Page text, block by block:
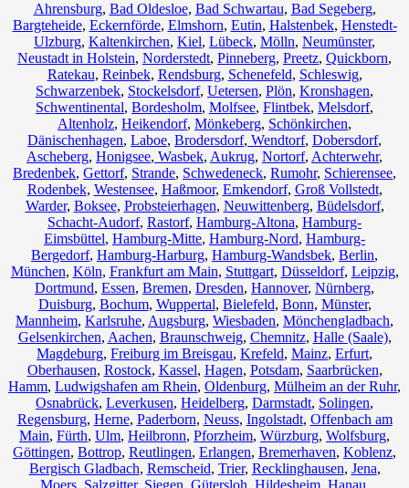
Ahrensburg, Bad Oldesloe, Bad Schwartau, Bad Segeberg,
Bargteheide, Eckernförde, Elmshorn, Eutin, Halstenbek, Henstedt-
Ulzburg, Kaltenkirchen, Kiel, Lübeck, Mölln, Neumünster,
Neustadt in Holstein, Norderstedt, Pinneberg, Preetz, Quickborn,
Ratekau, Reinbek, Rendsburg, Schenefeld, Schleswig,
Schwarzenbek, Stockelsdorf, Uetersen, Plön, Kronshagen,
Schwentinental, Bordesholm, Molfsee, Flintbek, Melsdorf,
Altenholz, Heikendorf, Mönkeberg, Schönkirchen,
Dänischenhagen, Laboe, Brodersdorf, Wendtorf, Dobersdorf,
Ascheberg, Honigsee, Wasbek, Aukrug, Nortorf, Achterwehr,
Bredenbek, Gettorf, Strande, Schwedeneck, Rumohr, Schierensee,
Rodenbek, Westensee, Haßmoor, Emkendorf, Groß Vollstedt,
Warder, Boksee, Probsteierhagen, Neuwittenberg, Büdelsdorf,
Schacht-Audorf, Rastorf, Hamburg-Altona, Hamburg-
Eimsbüttel, Hamburg-Mitte, Hamburg-Nord, Hamburg-
Bergedorf, Hamburg-Harburg, Hamburg-Wandsbek, Berlin,
München, Köln, Frankfurt am Main, Stuttgart, Düsseldorf, Leipzig,
Dortmund, Essen, Bremen, Dresden, Hannover, Nürnberg,
Duisburg, Bochum, Wuppertal, Bielefeld, Bonn, Münster,
Mannheim, Karlsruhe, Augsburg, Wiesbaden, Mönchengladbach,
Gelsenkirchen, Aachen, Braunschweig, Chemnitz⁠, Halle (Saale),
Magdeburg, Freiburg im Breisgau, Krefeld, Mainz, Erfurt,
Oberhausen, Rostock, Kassel, Hagen, Potsdam, Saarbrücken,
Hamm, Ludwigshafen am Rhein, Oldenburg, Mülheim an der Ruhr,
Osnabrück, Leverkusen, Heidelberg, Darmstadt, Solingen,
Regensburg, Herne, Paderborn, Neuss, Ingolstadt, Offenbach am
Main, Fürth, Ulm, Heilbronn, Pforzheim, Würzburg, Wolfsburg,
Göttingen, Bottrop, Reutlingen, Erlangen, Bremerhaven, Koblenz,
Bergisch Gladbach, Remscheid, Trier, Recklinghausen, Jena,